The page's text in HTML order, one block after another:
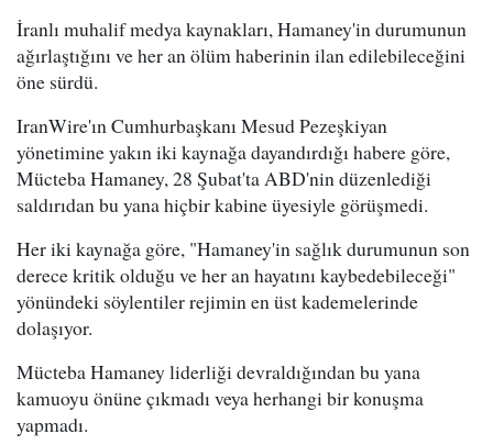
İranlı muhalif medya kaynakları, Hamaney'in durumunun
ağırlaştığını ve her an ölüm haberinin ilan edilebileceğini
öne sürdü.
IranWire'ın Cumhurbaşkanı Mesud Pezeşkiyan
yönetimine yakın iki kaynağa dayandırdığı habere göre,
Mücteba Hamaney, 28 Şubat'ta ABD'nin düzenlediği
saldırıdan bu yana hiçbir kabine üyesiyle görüşmedi.
Her iki kaynağa göre, "Hamaney'in sağlık durumunun son
derece kritik olduğu ve her an hayatını kaybedebileceği"
yönündeki söylentiler rejimin en üst kademelerinde
dolaşıyor.
Mücteba Hamaney liderliği devraldığından bu yana
kamuoyu önüne çıkmadı veya herhangi bir konuşma
yapmadı.